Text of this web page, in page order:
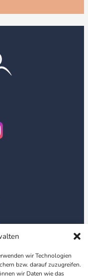
wir Technologien
bzw. darauf zuzugreifen.
wir Daten wie das